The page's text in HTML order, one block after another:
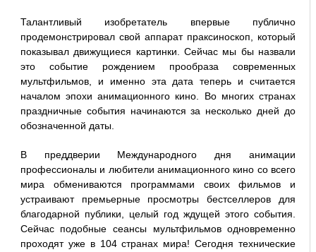
Талантливый изобретатель впервые публично
продемонстрировал свой аппарат праксиноскоп, который
показывал движущиеся картинки. Сейчас мы бы назвали
это событие рождением прообраза современных
мультфильмов, и именно эта дата теперь и считается
началом эпохи анимационного кино. Во многих странах
праздничные события начинаются за несколько дней до
обозначенной даты.
В преддверии Международного дня анимации
профессионалы и любители анимационного кино со всего
мира обмениваются программами своих фильмов и
устраивают премьерные просмотры бестселлеров для
благодарной публики, целый год ждущей этого события.
Сейчас подобные сеансы мультфильмов одновременно
проходят уже в 104 странах мира! Сегодня технические